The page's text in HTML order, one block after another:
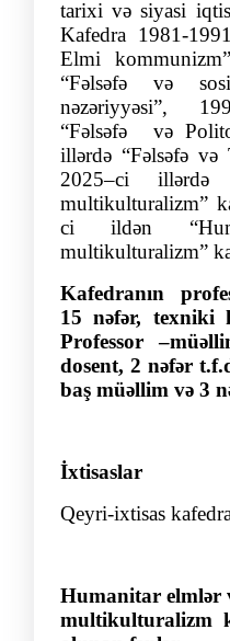
tarixi və siyasi
Kafedra 1981-
Elmi
“Fəlsəfə və
nəzəriyyəsi”,
“Fəlsəfə və
illərdə “Fəlsəfə və
2025–ci
multikulturalizm”
ci ildən
multikulturalizm”
Kafedranın
15 nəfər, texniki
Professor
dosent, 2 nəfər
baş müəllim və 3
İxtisaslar
Qeyri-ixtisas
Humanitar elmlər
multikulturalizm